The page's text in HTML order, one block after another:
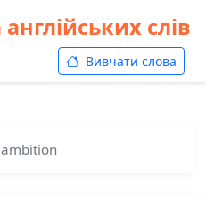
слів
Вивчати слова
ambition